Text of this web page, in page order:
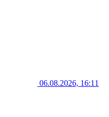
06.08.2026, 16:11